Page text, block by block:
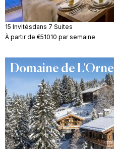
15 Invitésdans 7 Suites
À partir de €51010 par semaine
Domaine de L’Orne